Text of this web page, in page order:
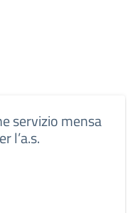
servizio mensa
l’a.s.